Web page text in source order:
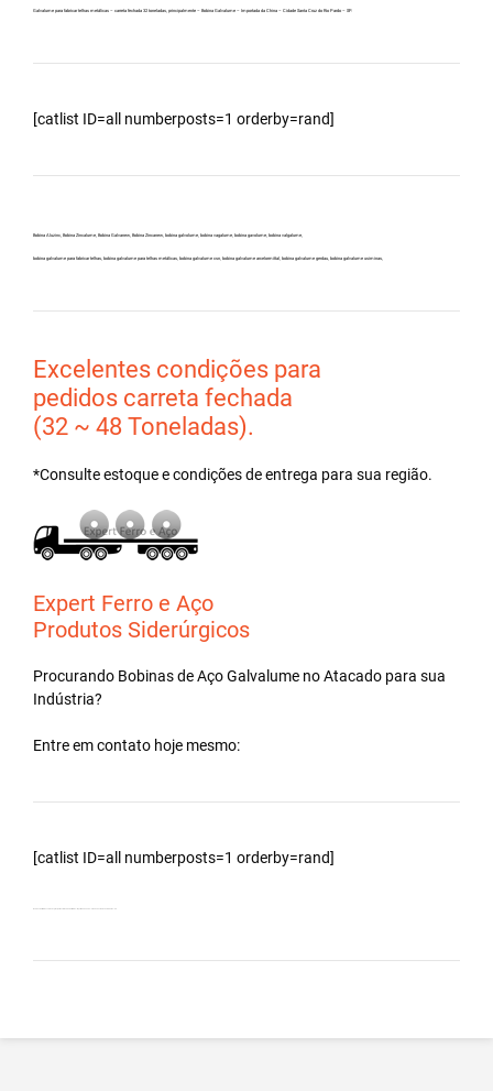
Galvalume para fabricar telhas metálicas – carreta fechada 32 toneladas, principalmente – Bobina Galvalume – Importada da China – Cidade Santa Cruz do Rio Pardo – SP.
[catlist ID=all numberposts=1 orderby=rand]
Bobina Aluzinc, Bobina Zincalume, Bobina Galvanew, Bobina Zincanew, bobina galvolume, bobina vagalume, bobina gavolume, bobina valgalume,
bobina galvalume para fabricar telhas, bobina galvalume para telhas metálicas, bobina galvalume csn, bobina galvalume arcelormittal, bobina galvalume gerdau, bobina galvalume usiminas,
Excelentes condições para
pedidos carreta fechada
(32 ~ 48 Toneladas).
*Consulte estoque e condições de entrega para sua região.
Expert Ferro e Aço
Produtos Siderúrgicos
Procurando Bobinas deAço Galvalume noAtacado para sua
Indústria?
Entre em contato hoje mesmo:
[catlist ID=all numberposts=1 orderby=rand]